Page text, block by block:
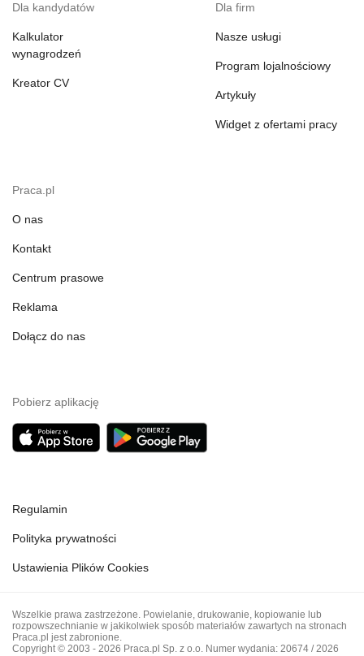
Dla kandydatów
Kalkulator
wynagrodzeń
Kreator CV
Dla firm
Nasze usługi
Program lojalnościowy
Artykuły
Widget z ofertami pracy
Praca.pl
O nas
Kontakt
Centrum prasowe
Reklama
Dołącz do nas
Pobierz aplikację
Regulamin
Polityka prywatności
Ustawienia Plików Cookies
Wszelkie prawa zastrzeżone. Powielanie, drukowanie, kopiowanie lub
rozpowszechnianie w jakikolwiek sposób materiałów zawartych na stronach
Praca.pl jest zabronione.
Copyright © 2003 - 2026 Praca.pl Sp. z o.o. Numer wydania: 20674 / 2026